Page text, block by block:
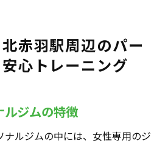
赤羽駅周辺のパー
心トレーニング
ルジムの特徴
ルジムの中には、女性専用のジ